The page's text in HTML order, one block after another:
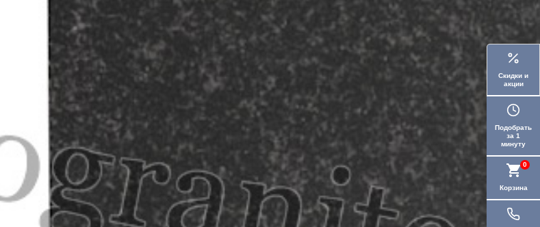
Скидки и
акции
Подобрать
за 1
минуту
Корзина
0